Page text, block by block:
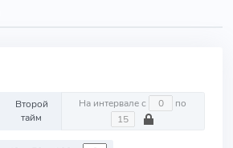
Второй
тайм
На интервале с по